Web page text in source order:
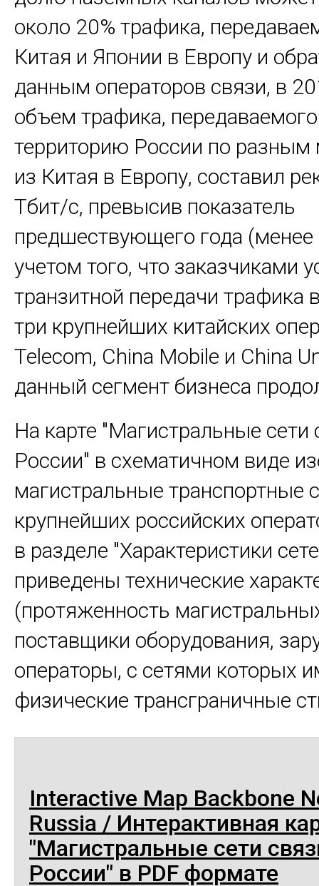
около 20% трафика,
Китая и Японии в Европу и
данным операторов связи, в
объем трафика,
территорию России по
из Китая в Европу, составил
Тбит/с, превысив показатель
предшествующего года
учетом того, что заказчиками
транзитной передачи трафика
три крупнейших китайских
Telecom, China Mobile и China
данный сегмент бизнеса
На карте "Магистральные сети
России" в схематичном виде
магистральные транспортные
крупнейших российских
в разделе "Характеристики
приведены технические
(протяженность
поставщики оборудования,
операторы, с сетями которых
физические трансграничные
Interactive Map Backbone
Russia / Интерактивная
"Магистральные сети
России" в PDF формате